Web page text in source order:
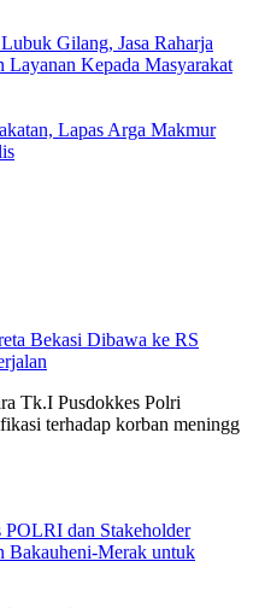
Gilang, Jasa Raharja
Layanan Kepada Masyarakat
Lapas Arga Makmur
Bekasi Dibawa ke RS
Tk.I Pusdokkes Polri
terhadap korban meningg
POLRI dan Stakeholder
Bakauheni-Merak untuk